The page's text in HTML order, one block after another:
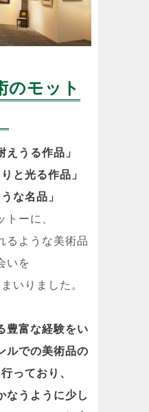
のモット
えうる作品」
と光る作品」
な名品」
トーに、
るような美術品
いを
いりました。
豊富な経験をい
ルでの美術品の
っており、
なうように少し